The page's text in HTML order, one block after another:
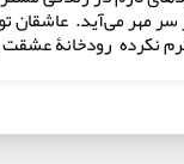
مهر می‌آید.
نکرده رودخانۀ